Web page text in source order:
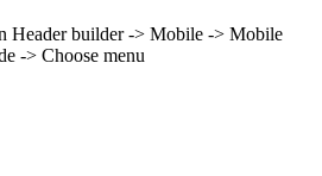
Header builder -> Mobile -> Mobile
-> Choose menu